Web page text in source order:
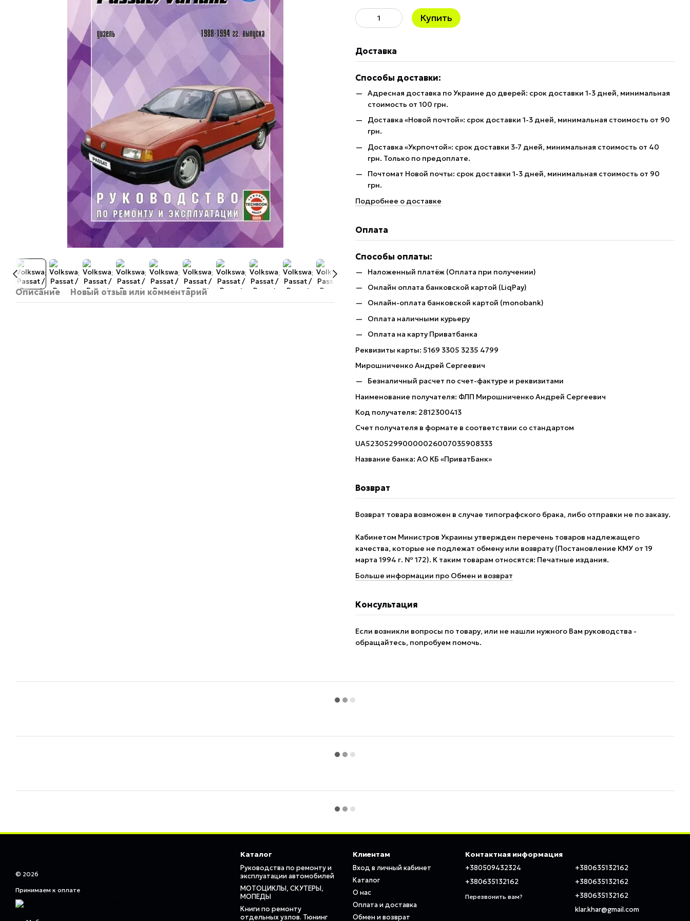
Описание Новый отзыв или комментарий
Купить
Доставка
Способы доставки:
Адресная доставка по Украине до дверей: срок доставки 1-3 дней, минимальная
стоимость от 100 грн.
Доставка «Новой почтой»: срок доставки 1-3 дней, минимальная стоимость от 90
грн.
Доставка «Укрпочтой»: срок доставки 3-7 дней, минимальная стоимость от 40
грн. Только по предоплате.
Почтомат Новой почты: срок доставки 1-3 дней, минимальная стоимость от 90
грн.
Подробнее о доставке
Оплата
Способы оплаты:
Наложенный платёж (Оплата при получении)
Онлайн оплата банковской картой (LiqPay)
Онлайн-оплата банковской картой (monobank)
Оплата наличными курьеру
Оплата на карту Приватбанка
Реквизиты карты: 5169 3305 3235 4799
Мирошниченко Андрей Сергеевич
Безналичный расчет по счет-фактуре и реквизитами
Наименование получателя: ФЛП Мирошниченко Андрей Сергеевич
Код получателя: 2812300413
Счет получателя в формате в соответствии со стандартом
UA523052990000026007035908333
Название банка: АО КБ «ПриватБанк»
Возврат
Возврат товара возможен в случае типографского брака, либо отправки не по заказу.
Кабинетом Министров Украины утвержден перечень товаров надлежащего
качества, которые не подлежат обмену или возврату (Постановление КМУ от 19
марта 1994 г. № 172). К таким товарам относятся: Печатные издания.
Больше информации про Обмен и возврат
Консультация
Если возникли вопросы по товару, или не нашли нужного Вам руководства -
обращайтесь, попробуем помочь.
© 2026
Принимаем к оплате
Каталог
Руководства по ремонту и
эксплуатации автомобилей
МОТОЦИКЛЫ, СКУТЕРЫ,
МОПЕДЫ
Книги по ремонту
отдельных узлов. Тюнинг
Клиентам
Вход в личный кабинет
Каталог
О нас
Оплата и доставка
Обмен и возврат
Контактная информация
+380509432324
+380635132162
Перезвонить вам?
+380635132162
+380635132162
+380635132162
klar.khar@gmail.com